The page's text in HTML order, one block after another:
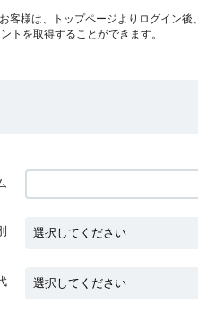
様は、トップページよりログイン後、
トを取得することができます。